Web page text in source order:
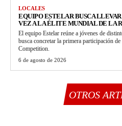
LOCALES
EQUIPO ESTELAR BUSCA
VEZ A LA ÉLITE MUNDIAL DE LA
El equipo Estelar reúne a jóvenes de
busca concretar la primera participación
Competition.
6 de agosto de 2026
OTROS